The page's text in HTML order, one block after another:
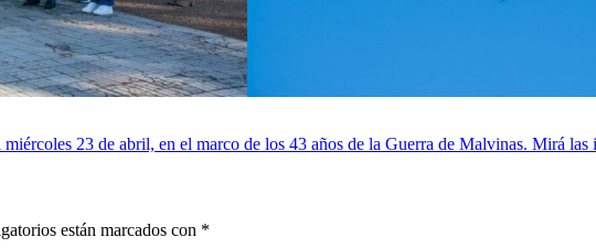
23 de abril, en el marco de los 43 años de la Guerra de Malvinas. Mirá las
están marcados con *